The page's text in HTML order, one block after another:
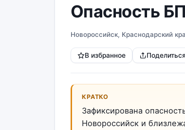
Опасность
Новороссийск, Краснодарский
В избранное Поделиться
КРАТКО
Зафиксирована
Новороссийск и